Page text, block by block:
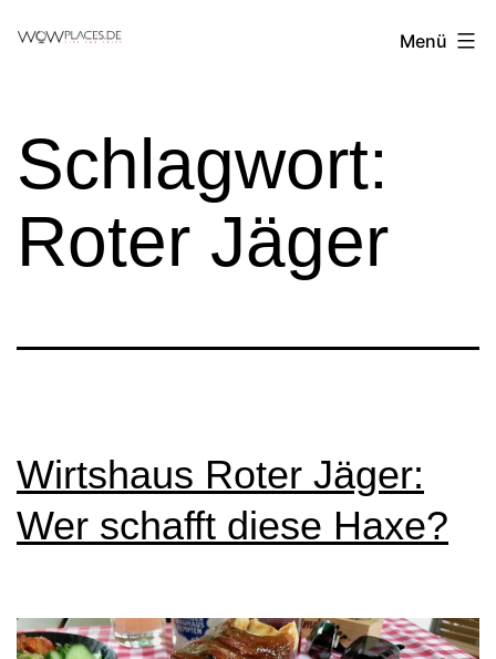
Reiseblog
Menü
Schlagwort:
Roter Jäger
Wirtshaus Roter Jäger:
Wer schafft diese Haxe?